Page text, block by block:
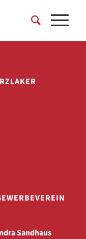
Sandhaus